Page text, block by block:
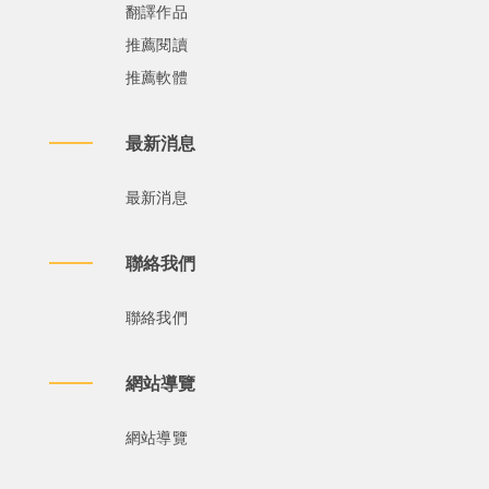
翻譯作品
推薦閱讀
推薦軟體
最新消息
最新消息
聯絡我們
聯絡我們
網站導覽
網站導覽